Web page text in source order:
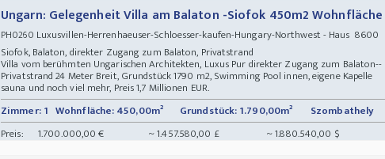
Ungarn: Gelegenheit Villa am Balaton -Siofok 450m2 Wohnfläche
PH0260 Luxusvillen-Herrenhaeuser-Schloesser-kaufen-Hungary-Northwest - Haus 8600
Siofok, Balaton, direkter Zugang zum Balaton, Privatstrand
Villa vom berühmten Ungarischen Architekten, Luxus Pur direkter Zugang zum Balaton--
Privatstrand 24 Meter Breit, Grundstück 1790 m2, Swimming Pool innen, eigene Kapelle
sauna und noch viel mehr, Preis 1,7 Millionen EUR.
Zimmer: 1 Wohnfläche: 450,00m² Grundstück: 1.790,00m²
Szombathely
Preis:
1.700.000,00 € ~ 1.457.580,00 £ ~ 1.880.540,00 $